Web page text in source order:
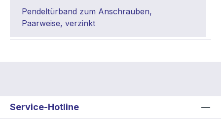
Pendeltürband zum Anschrauben,
Paarweise, verzinkt
Service-Hotline